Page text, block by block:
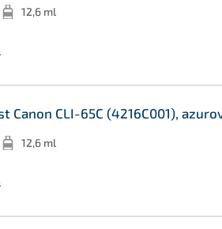
12,6 ml
Canon CLI-65C (4216C001),
12,6 ml